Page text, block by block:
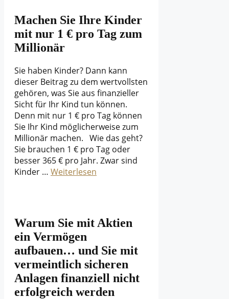
Machen Sie Ihre Kinder
mit nur 1 € pro Tag zum
Millionär
Sie haben Kinder? Dann kann
dieser Beitrag zu dem wertvollsten
gehören, was Sie aus finanzieller
Sicht für Ihr Kind tun können.
Denn mit nur 1 € pro Tag können
Sie Ihr Kind möglicherweise zum
Millionär machen. Wie das geht?
Sie brauchen 1 € pro Tag oder
besser 365 € pro Jahr. Zwar sind
Kinder … Weiterlesen
Warum Sie mit Aktien
ein Vermögen
aufbauen… und Sie mit
vermeintlich sicheren
Anlagen finanziell nicht
erfolgreich werden